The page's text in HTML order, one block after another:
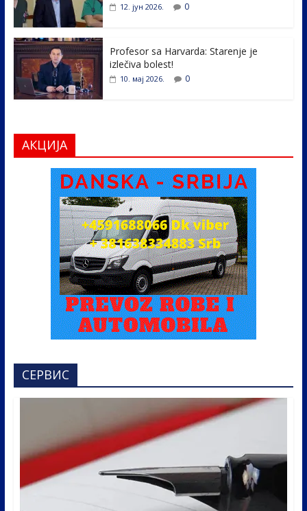
12. јун 2026. 0
Profesor sa Harvarda: Starenje je
izlečiva bolest!
10. мај 2026. 0
АКЦИЈА
СЕРВИС